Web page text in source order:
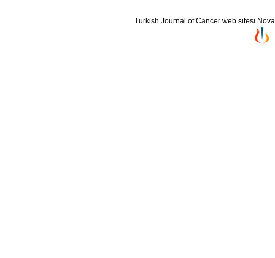
Turkish Journal of Cancer web sitesi